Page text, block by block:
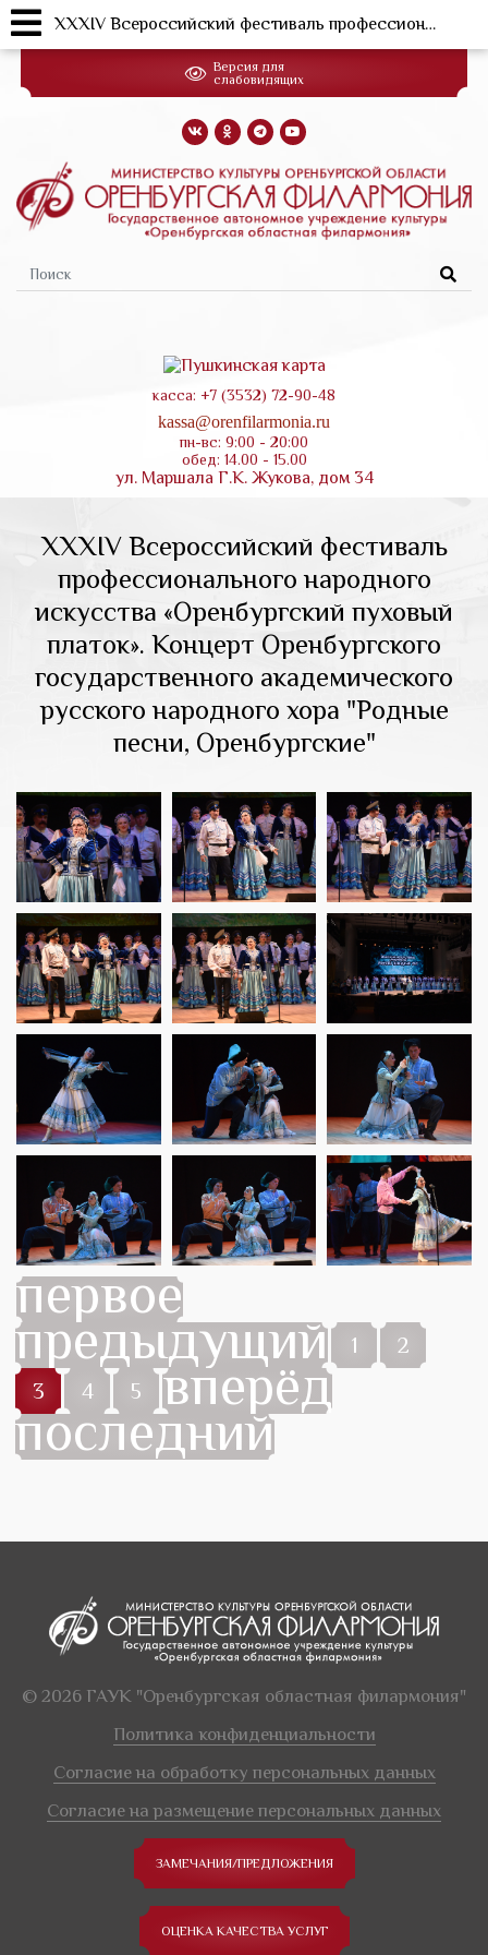
Перейти
основному
Форма
поиска
касса: +7 (3532) 72-90-48
kassa@orenfilarmonia.ru
пн-вс: 9:00 - 20:00
обед: 14.00 - 15.00
ул. Маршала Г.К. Жукова, дом 34
Версия для
слабовидящих
XXXIV Всероссийский фестиваль
профессионального народного
искусства «Оренбургский пуховый
платок». Концерт Оренбургского
государственного академического
русского народного хора "Родные
песни, Оренбургские"
первое
предыдущий 1
2
3
4 5 вперёд
последний
XXXIV Всероссийский фестиваль профессионального народного искусства «Оренбургский пуховый платок». Концерт Оренбургского государственного академического русского народного хора "Родные песни, Оренбургские"
© 2026 ГАУК "Оренбургская областная филармония"
Политика конфиденциальности
Согласие на обработку персональных данных
Согласие на размещение персональных данных
ЗАМЕЧАНИЯ/ПРЕДЛОЖЕНИЯ
ОЦЕНКА КАЧЕСТВА УСЛУГ